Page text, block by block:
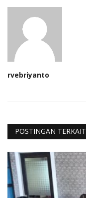
rvebriyanto
POSTINGAN TERKAIT